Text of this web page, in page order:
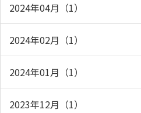
2024年04月（1）
2024年02月（1）
2024年01月（1）
2023年12月（1）